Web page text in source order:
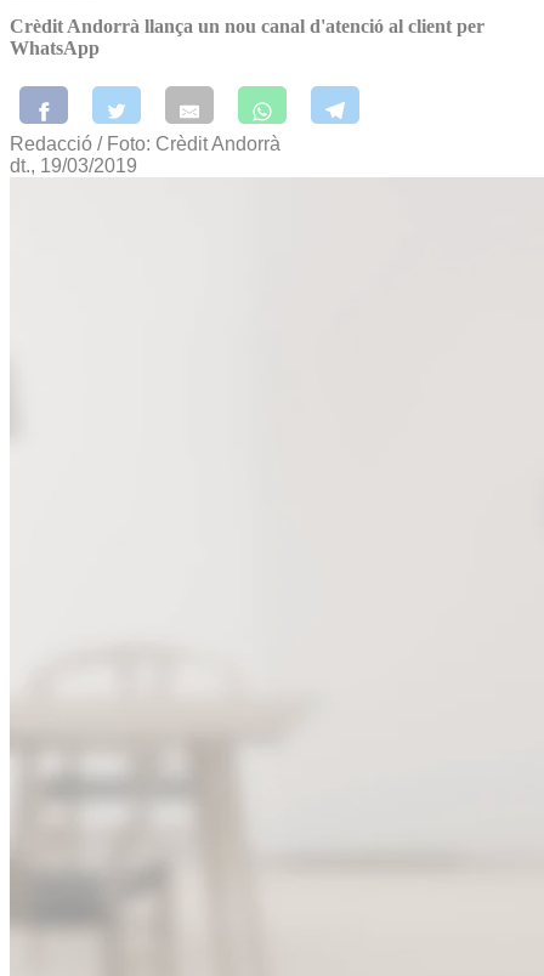
Crèdit Andorrà llança un nou canal d'atenció al client per
WhatsApp
Redacció / Foto: Crèdit Andorrà
dt., 19/03/2019